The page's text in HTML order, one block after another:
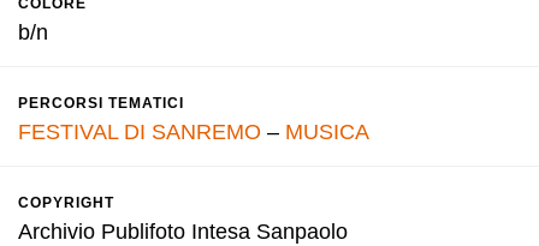
COLORE
b/n
PERCORSI TEMATICI
FESTIVAL DI SANREMO – MUSICA
COPYRIGHT
Archivio Publifoto Intesa Sanpaolo